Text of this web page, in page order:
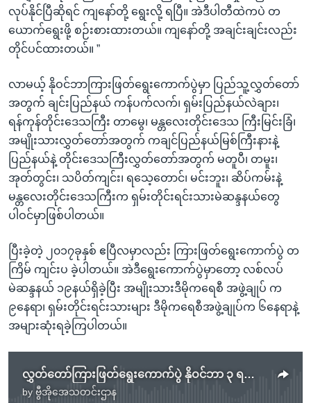
လုပ်နိုင်ပြီဆိုရင် ကျနော်တို့ ရွေးလို့ ရပြီ။ အဲဒီပါတီထဲကပဲ တ
ယောက်ရွေးဖို့ စဉ်းစားထားတယ်။ ကျနော်တို့ အချင်းချင်းလည်း
တိုင်ပင်ထားတယ်။ ”
လာမယ့် နိုဝင်ဘာကြားဖြတ်ရွေးကောက်ပွဲမှာ ပြည်သူ့လွှတ်တော်
အတွက် ချင်းပြည်နယ် ကန်ပက်လက်၊ ရှမ်းပြည်နယ်လဲချား၊
ရန်ကုန်တိုင်းဒေသကြီး တာမွေ၊ မန္တလေးတိုင်းဒေသ ကြီးမြင်းခြံ၊
အမျိုးသားလွှတ်တော်အတွက် ကချင်ပြည်နယ်မြစ်ကြီးနားနဲ့
ပြည်နယ်နဲ့ တိုင်းဒေသကြီးလွှတ်တော်အတွက် မတူပီ၊ တမူး၊
အုတ်တွင်း၊ သပိတ်ကျင်း၊ ရသေ့တောင်၊ မင်းဘူး၊ ဆိပ်ကမ်းနဲ့
မန္တလေးတိုင်းဒေသကြီးက ရှမ်းတိုင်းရင်းသားမဲဆန္ဒနယ်တွေ
ပါဝင်မှာဖြစ်ပါတယ်။
ပြီးခဲ့တဲ့ ၂၀၁၇ခုနှစ် ဧပြီလမှာလည်း ကြားဖြတ်ရွေးကောက်ပွဲ တ
ကြိမ် ကျင်းပ ခဲ့ပါတယ်။ အဲဒီရွေးကောက်ပွဲမှာတော့ လစ်လပ်
မဲဆန္ဒနယ် ၁၉နယ်ရှိခဲ့ပြီး အမျိုးသားဒီမိုကရေစီ အဖွဲ့ချုပ် က
၉နေရာ၊ ရှမ်းတိုင်းရင်းသားများ ဒီမိုကရေစီအဖွဲ့ချုပ်က ၆နေရာနဲ့
အများဆုံးရခဲ့ကြပါတယ်။
လွှတ်တော်ကြားဖြတ်ရွေးကောက်ပွဲ နိုဝင်ဘာ ၃ ရက် ကျင်းပဖွယ်ရှိ
by ဗွီအိုအေသတင်းဌာန
No media source currently available